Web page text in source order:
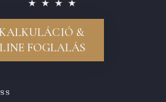
&
FOGLALÁS